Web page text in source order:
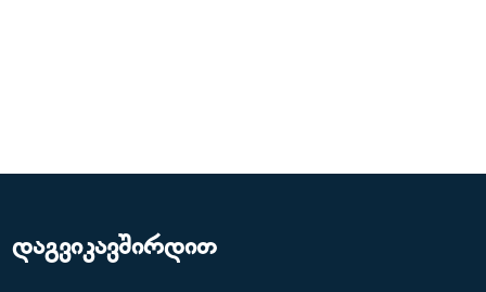
დაგვიკავშირდით